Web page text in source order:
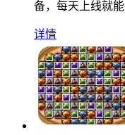
备，每天上线就
详情